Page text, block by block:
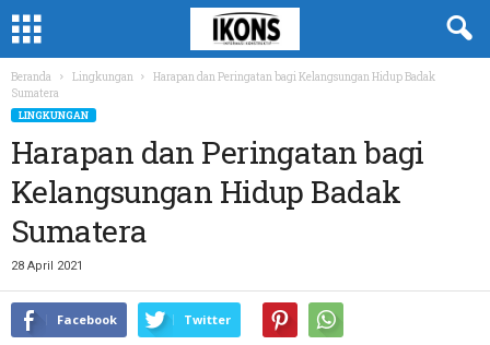
Beranda Lingkungan
Harapan dan Peringatan bagi Kelangsungan Hidup Badak
Sumatera
LINGKUNGAN
Harapan dan Peringatan bagi
Kelangsungan Hidup Badak
Sumatera
28 April 2021
Facebook Twitter